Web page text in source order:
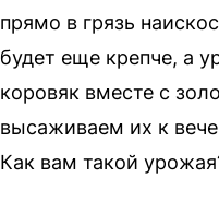
прямо в грязь
будет еще крепче, а
коровяк вместе с
высаживаем их к
Как вам такой